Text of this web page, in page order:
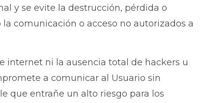
y se evite la destrucción, pérdida o
comunicación o acceso no autorizados a
internet ni la ausencia total de hackers u
a comunicar al Usuario sin
que entrañe un alto riesgo para los